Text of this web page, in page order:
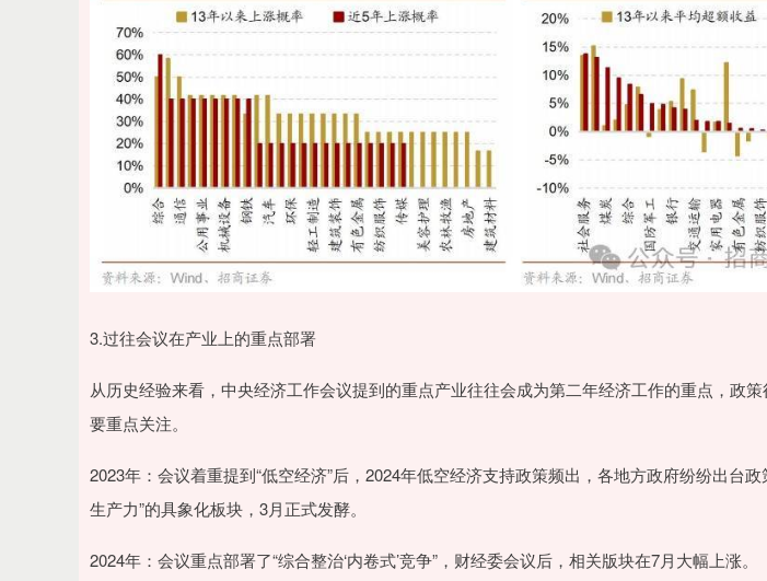
3.过往会议在产业上的重点部署
从历史经验来看，中央经济工作会议提到的重点产业往往会成为第二年经济工作的重点，政
要重点关注。
2023年：会议着重提到“低空经济”后，2024年低空经济支持政策频出，各地方政府纷纷出台
生产力”的具象化板块，3月正式发酵。
2024年：会议重点部署了“综合整治‘内卷式’竞争”，财经委会议后，相关版块在7月大幅上涨。